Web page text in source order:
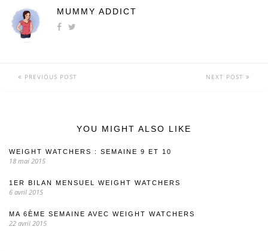
MUMMY ADDICT
PREVIOUS POST NEXT POST
YOU MIGHT ALSO LIKE
WEIGHT WATCHERS : SEMAINE 9 ET 10
18 mai 2015
1ER BILAN MENSUEL WEIGHT WATCHERS
6 avril 2015
MA 6ÈME SEMAINE AVEC WEIGHT WATCHERS
22 avril 2015